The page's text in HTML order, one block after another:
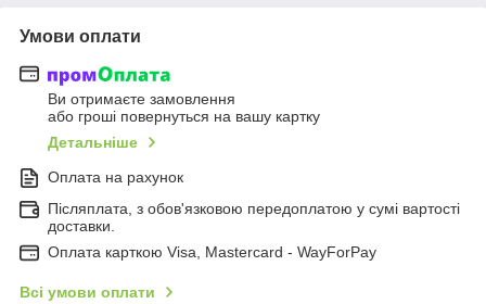
Умови оплати
Ви отримаєте замовлення
або гроші повернуться на вашу картку
Детальніше
Оплата на рахунок
Післяплата, з обов'язковою передоплатою у сумі вартості
доставки.
Оплата карткою Visa, Mastercard - WayForPay
Всі умови оплати